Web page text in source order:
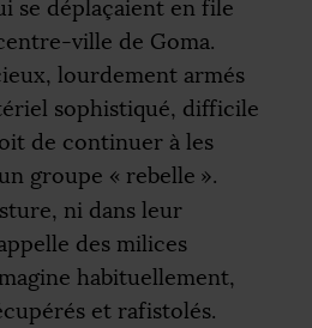
se déplaçaient en file
ville de Goma.
lourdement armés
sophistiqué, difficile
de continuer à les
groupe « rebelle ».
ni dans leur
des milices
habituellement,
et rafistolés.